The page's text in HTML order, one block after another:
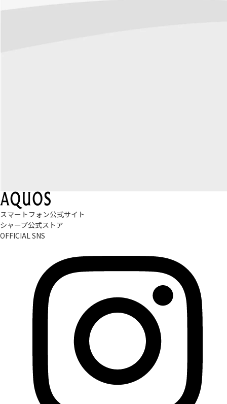
スマートフォン公式サイト
シャープ公式ストア
OFFICIAL SNS